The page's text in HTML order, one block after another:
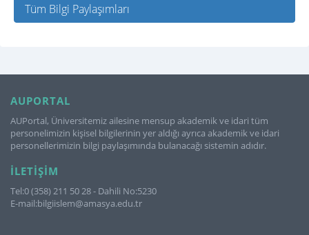
Tüm Bilgi Paylaşımları
AUPORTAL
AUPortal, Üniversitemiz ailesine mensup akademik ve idari tüm
personelimizin kişisel bilgilerinin yer aldığı ayrıca akademik ve idari
personellerimizin bilgi paylaşımında bulanacağı sistemin adıdır.
İLETIŞIM
Tel:0 (358) 211 50 28 - Dahili No:5230
E-mail:bilgiislem@amasya.edu.tr